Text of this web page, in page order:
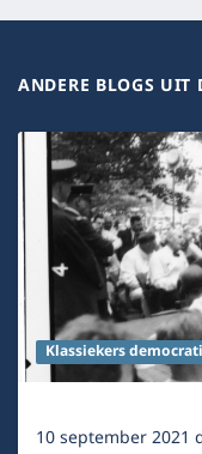
ANDERE BLOGS UIT
Klassiekers
10 september 2021